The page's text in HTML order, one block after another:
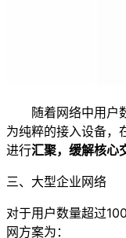
随着网络中用户数
为纯粹的接入设备，
进行汇聚，缓解核心
三、大型企业网络
对于用户数量超过
网方案为：